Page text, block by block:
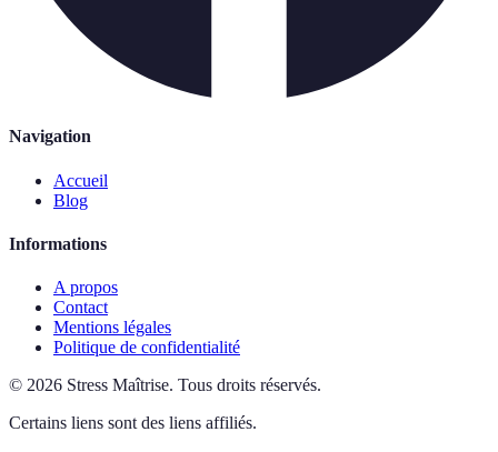
Navigation
Accueil
Blog
Informations
A propos
Contact
Mentions légales
Politique de confidentialité
© 2026 Stress Maîtrise. Tous droits réservés.
Certains liens sont des liens affiliés.